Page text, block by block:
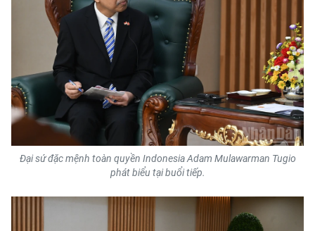
CHUYÊN ĐỀ
CÁC CHUYÊN TRANG
VỀ BÁO NHÂN DÂN
THỜI NAY
NHÂN DÂN CUỐI TUẦN
NHÂN DÂN HẰNG THÁNG
Đại sứ đặc mệnh toàn quyền Indonesia Adam Mulawarman Tugio
phát biểu tại buổi tiếp.